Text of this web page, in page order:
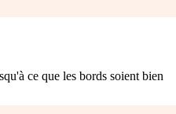
ce que les bords soient bien